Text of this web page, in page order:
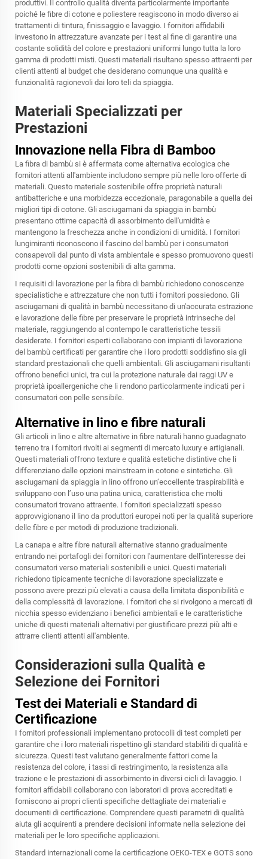
produttivi. Il controllo qualità diventa particolarmente importante
poiché le fibre di cotone e poliestere reagiscono in modo diverso ai
trattamenti di tintura, finissaggio e lavaggio. I fornitori affidabili
investono in attrezzature avanzate per i test al fine di garantire una
costante solidità del colore e prestazioni uniformi lungo tutta la loro
gamma di prodotti misti. Questi materiali risultano spesso attraenti per
clienti attenti al budget che desiderano comunque una qualità e
funzionalità ragionevoli dai loro teli da spiaggia.
Materiali Specializzati per
Prestazioni
Innovazione nella Fibra di Bamboo
La fibra di bambù si è affermata come alternativa ecologica che
fornitori attenti all'ambiente includono sempre più nelle loro offerte di
materiali. Questo materiale sostenibile offre proprietà naturali
antibatteriche e una morbidezza eccezionale, paragonabile a quella dei
migliori tipi di cotone. Gli asciugamani da spiaggia in bambù
presentano ottime capacità di assorbimento dell'umidità e
mantengono la freschezza anche in condizioni di umidità. I fornitori
lungimiranti riconoscono il fascino del bambù per i consumatori
consapevoli dal punto di vista ambientale e spesso promuovono questi
prodotti come opzioni sostenibili di alta gamma.
I requisiti di lavorazione per la fibra di bambù richiedono conoscenze
specialistiche e attrezzature che non tutti i fornitori possiedono. Gli
asciugamani di qualità in bambù necessitano di un'accurata estrazione
e lavorazione delle fibre per preservare le proprietà intrinseche del
materiale, raggiungendo al contempo le caratteristiche tessili
desiderate. I fornitori esperti collaborano con impianti di lavorazione
del bambù certificati per garantire che i loro prodotti soddisfino sia gli
standard prestazionali che quelli ambientali. Gli asciugamani risultanti
offrono benefici unici, tra cui la protezione naturale dai raggi UV e
proprietà ipoallergeniche che li rendono particolarmente indicati per i
consumatori con pelle sensibile.
Alternative in lino e fibre naturali
Gli articoli in lino e altre alternative in fibre naturali hanno guadagnato
terreno tra i fornitori rivolti ai segmenti di mercato luxury e artigianali.
Questi materiali offrono texture e qualità estetiche distintive che li
differenziano dalle opzioni mainstream in cotone e sintetiche. Gli
asciugamani da spiaggia in lino offrono un’eccellente traspirabilità e
sviluppano con l’uso una patina unica, caratteristica che molti
consumatori trovano attraente. I fornitori specializzati spesso
approvvigionano il lino da produttori europei noti per la qualità superiore
delle fibre e per metodi di produzione tradizionali.
La canapa e altre fibre naturali alternative stanno gradualmente
entrando nei portafogli dei fornitori con l'aumentare dell'interesse dei
consumatori verso materiali sostenibili e unici. Questi materiali
richiedono tipicamente tecniche di lavorazione specializzate e
possono avere prezzi più elevati a causa della limitata disponibilità e
della complessità di lavorazione. I fornitori che si rivolgono a mercati di
nicchia spesso evidenziano i benefici ambientali e le caratteristiche
uniche di questi materiali alternativi per giustificare prezzi più alti e
attrarre clienti attenti all'ambiente.
Considerazioni sulla Qualità e
Selezione dei Fornitori
Test dei Materiali e Standard di
Certificazione
I fornitori professionali implementano protocolli di test completi per
garantire che i loro materiali rispettino gli standard stabiliti di qualità e
sicurezza. Questi test valutano generalmente fattori come la
resistenza del colore, i tassi di restringimento, la resistenza alla
trazione e le prestazioni di assorbimento in diversi cicli di lavaggio. I
fornitori affidabili collaborano con laboratori di prova accreditati e
forniscono ai propri clienti specifiche dettagliate dei materiali e
documenti di certificazione. Comprendere questi parametri di qualità
aiuta gli acquirenti a prendere decisioni informate nella selezione dei
materiali per le loro specifiche applicazioni.
Standard internazionali come la certificazione OEKO-TEX e GOTS sono